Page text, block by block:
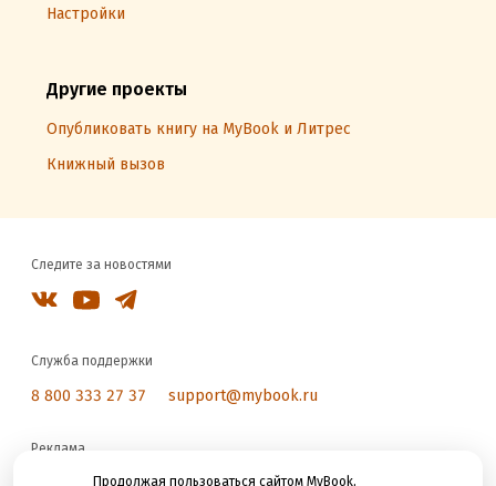
Продолжая пользоваться сайтом MyBook,
Настройки
Другие проекты
Опубликовать книгу на MyBook и Литрес
Книжный вызов
Следите за новостями
Служба поддержки
8 800 333 27 37 support@mybook.ru
Реклама